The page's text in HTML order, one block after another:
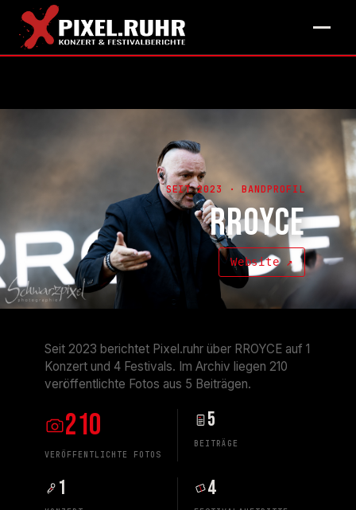
SEIT 2023 · BANDPROFIL
RROYCE
Website ↗
Seit 2023 berichtet Pixel.ruhr über RROYCE auf 1
Konzert und 4 Festivals. Im Archiv liegen 210
veröffentlichte Fotos aus 5 Beiträgen.
210
VERÖFFENTLICHTE FOTOS
5
BEITRÄGE
1 4